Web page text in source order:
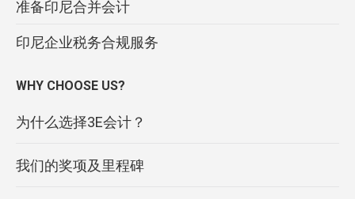
准备印尼合并会计
印尼企业税务合规服务
WHY CHOOSE US?
为什么选择3E会计？
我们的奖项及里程碑